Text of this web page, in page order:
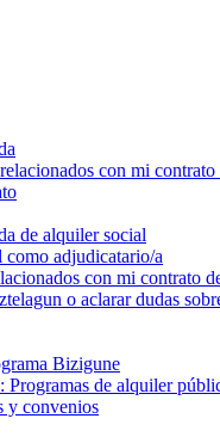
con mi
de alquiler social
como adjudicatario/a
con mi contrato
o aclarar dudas
Bizigune
Programas de alquiler
y convenios